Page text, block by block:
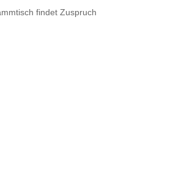
findet Zuspruch